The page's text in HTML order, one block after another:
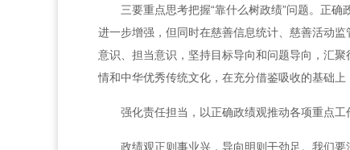
三要重点思考把握“靠什么树政绩”问题。正
进一步增强，但同时在慈善信息统计、慈善活动
意识、担当意识，坚持目标导向和问题导向，汇
情和中华优秀传统文化，在充分借鉴吸收的基础
强化责任担当，以正确政绩观推动各项重点工
政绩观正则事业兴，导向明则干劲足。我们